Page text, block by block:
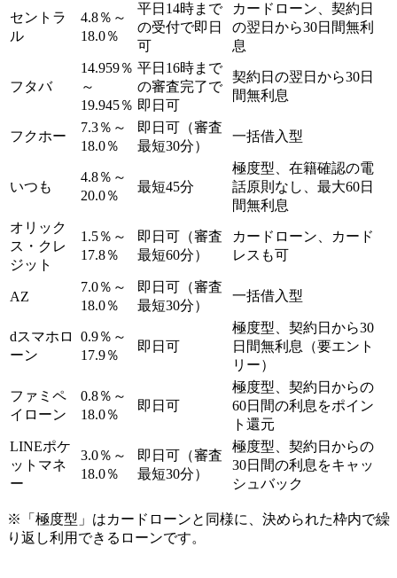
セントラ
ル
4.8％～
18.0％
平日14時まで
の受付で即日
可
カードローン、契約日
の翌日から30日間無利
息
フタバ
14.959％
～
19.945％
平日16時まで
の審査完了で
即日可
契約日の翌日から30日
間無利息
フクホー
7.3％～
18.0％
即日可（審査
最短30分）
一括借入型
いつも
4.8％～
20.0％
最短45分
極度型、在籍確認の電
話原則なし、最大60日
間無利息
オリック
ス・クレ
ジット
1.5％～
17.8％
即日可（審査
最短60分）
カードローン、カード
レスも可
AZ
7.0％～
18.0％
即日可（審査
最短30分）
一括借入型
dスマホロ
ーン
0.9％～
17.9％
即日可
極度型、契約日から30
日間無利息（要エント
リー）
ファミペ
イローン
0.8％～
18.0％
即日可
極度型、契約日からの
60日間の利息をポイン
ト還元
LINEポケ
ットマネ
ー
3.0％～
18.0％
即日可（審査
最短30分）
極度型、契約日からの
30日間の利息をキャッ
シュバック
※「極度型」はカードローンと同様に、決められた枠内で繰
り返し利用できるローンです。